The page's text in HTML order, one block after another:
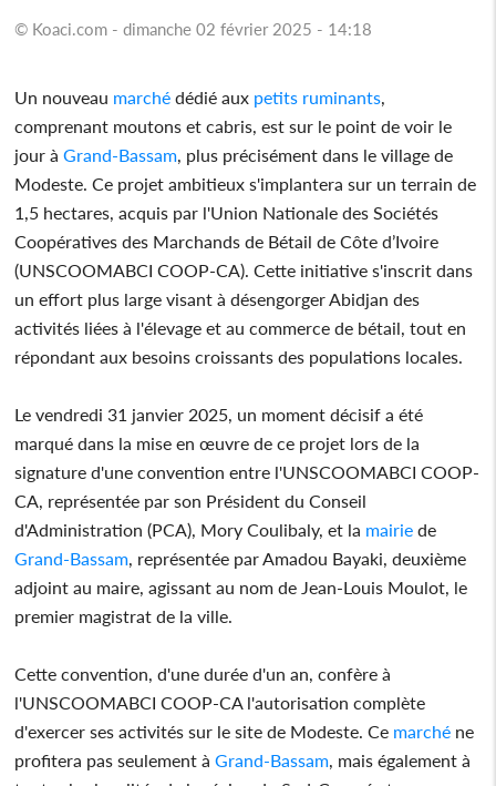
© Koaci.com - dimanche 02 février 2025 - 14:18
Un nouveau marché dédié aux petits ruminants
comprenant moutons et cabris, est sur le point de voir le
jour à Grand-Bassam , plus précisément dans le village de
Modeste. Ce projet ambitieux s'implantera sur un terrain de
1,5 hectares, acquis par l'Union Nationale des Sociétés
Coopératives des Marchands de Bétail de Côte d’Ivoire
(UNSCOOMABCI COOP-CA). Cette initiative s'inscrit dans
un effort plus large visant à désengorger Abidjan des
activités liées à l'élevage et au commerce de bétail, tout en
répondant aux besoins croissants des populations locales.
Le vendredi 31 janvier 2025, un moment décisif a été
marqué dans la mise en œuvre de ce projet lors de la
signature d'une convention entre l'UNSCOOMABCI COOP-
CA, représentée par son Président du Conseil
d'Administration (PCA), Mory Coulibaly, et la mairie de
Grand-Bassam , représentée par Amadou Bayaki, deuxième
adjoint au maire, agissant au nom de Jean-Louis Moulot, le
premier magistrat de la ville.
Cette convention, d'une durée d'un an, confère à
l'UNSCOOMABCI COOP-CA l'autorisation complète
d'exercer ses activités sur le site de Modeste. Ce marché ne
profitera pas seulement à Grand-Bassam , mais également à